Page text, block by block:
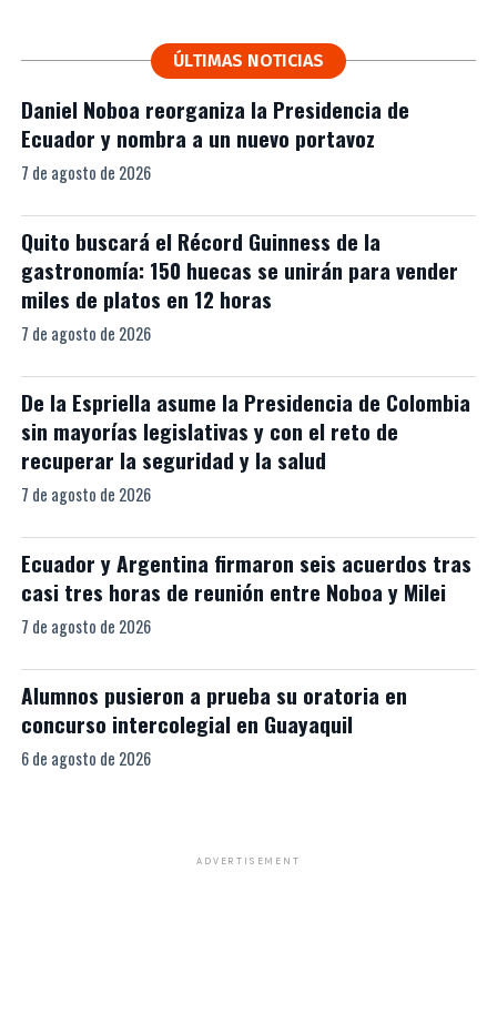
ÚLTIMAS NOTICIAS
Daniel Noboa reorganiza la Presidencia de
Ecuador y nombra a un nuevo portavoz
7 de agosto de 2026
Quito buscará el Récord Guinness de la
gastronomía: 150 huecas se unirán para vender
miles de platos en 12 horas
7 de agosto de 2026
De la Espriella asume la Presidencia de Colombia
sin mayorías legislativas y con el reto de
recuperar la seguridad y la salud
7 de agosto de 2026
Ecuador y Argentina firmaron seis acuerdos tras
casi tres horas de reunión entre Noboa y Milei
7 de agosto de 2026
Alumnos pusieron a prueba su oratoria en
concurso intercolegial en Guayaquil
6 de agosto de 2026
ADVERTISEMENT